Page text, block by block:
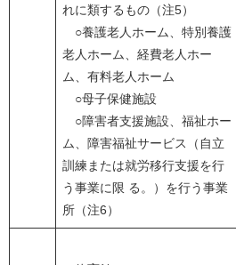
れに類するもの（注5）
○養護老人ホーム、特別養護
老人ホーム、経費老人ホー
ム、有料老人ホーム
○母子保健施設
○障害者支援施設、福祉ホー
ム、障害福祉サービス（自立
訓練または就労移行支援を行
う事業に限 る。）を行う事業
所（注6）